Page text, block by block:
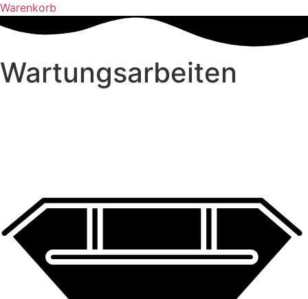
Warenkorb
Wartungsarbeiten